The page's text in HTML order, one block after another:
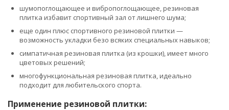
шумопоглощающее и вибропоглощающее, резиновая
плитка избавит спортивный зал от лишнего шума;
еще один плюс спортивного резиновой плитки —
возможность укладки безо всяких специальных навыков;
симпатичная резиновая плитка (из крошки), имеет много
цветовых решений;
многофункциональная резиновая плитка, идеально
подходит для любительского спорта.
Применение резиновой плитки: